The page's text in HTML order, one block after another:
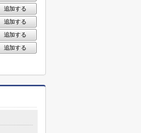
追加する
追加する
追加する
追加する